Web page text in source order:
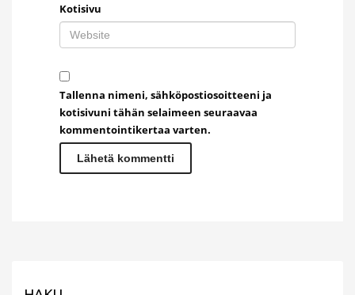
Kotisivu
Tallenna nimeni, sähköpostiosoitteeni ja
kotisivuni tähän selaimeen seuraavaa
kommentointikertaa varten.